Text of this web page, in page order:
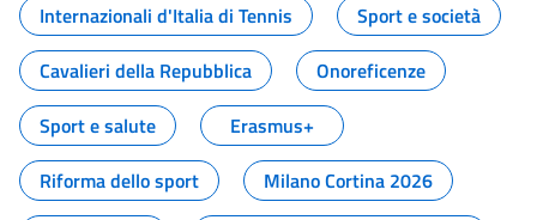
Internazionali d'Italia di Tennis
Sport e società
Cavalieri della Repubblica
Onoreficenze
Sport e salute
Erasmus+
Riforma dello sport
Milano Cortina 2026